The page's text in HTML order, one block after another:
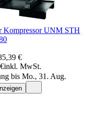
Kompressor UNM STH
€
inkl. MwSt.
bis Mo., 31. Aug.